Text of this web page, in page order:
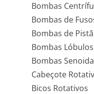
Bombas
Bombas de
Bombas de
Bombas
Bombas
Cabeçote
Bicos Rotativos